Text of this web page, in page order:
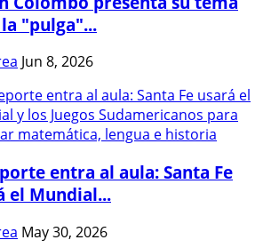
"pulga"...
Jun 8, 2026
entra al aula: Santa Fe
el Mundial...
May 30, 2026